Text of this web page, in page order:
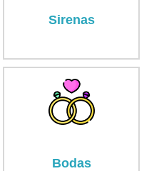
Sirenas
Bodas